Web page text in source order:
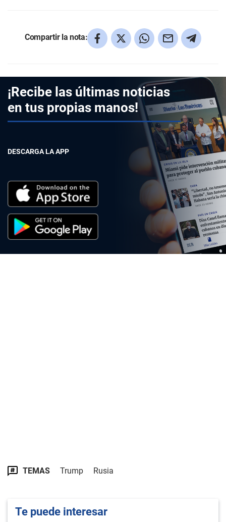
Compartir la nota:
¡Recibe las últimas noticias
en tus propias manos!
DESCARGA LA APP
TEMAS Trump Rusia
Te puede interesar